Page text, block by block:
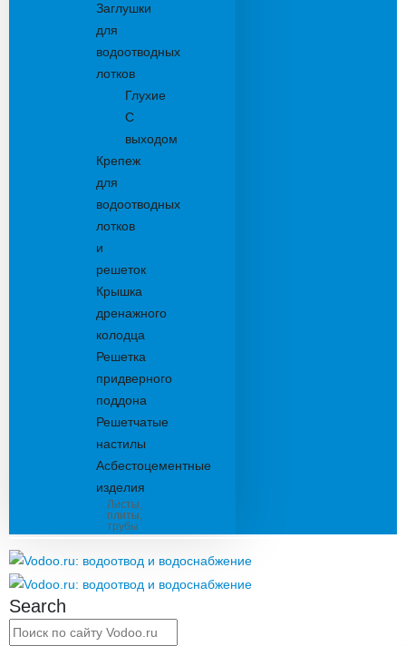
Заглушки
для
водоотводных
лотков
Глухие
С
выходом
Крепеж
для
водоотводных
лотков
и
решеток
Крышка
дренажного
колодца
Решетка
придверного
поддона
Решетчатые
настилы
Асбестоцементные
изделия
Листы,
плиты,
трубы
Search